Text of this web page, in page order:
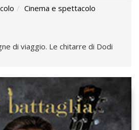
Cinema e spettacolo
di viaggio. Le chitarre di Dodi